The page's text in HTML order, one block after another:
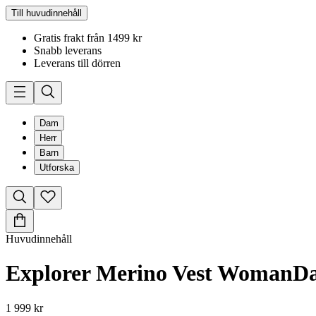
Till huvudinnehåll
Gratis frakt från 1499 kr
Snabb leverans
Leverans till dörren
Dam
Herr
Barn
Utforska
Huvudinnehåll
Explorer Merino Vest Woman
1 999 kr